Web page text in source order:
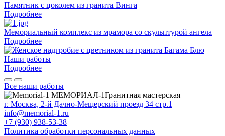
Памятник с цоколем из гранита Винга
Подробнее
Мемориальный комплекс из мрамора со скульптурой ангела
Подробнее
Наши работы
Подробнее
Все наши работы
МЕМОРИАЛ-1Гранитная мастерская
г. Москва, 2-й Дачно-Мещерский проезд 34 стр.1
info@memorial-1.ru
+7 (930) 938-53-38
Политика обработки персональных данных